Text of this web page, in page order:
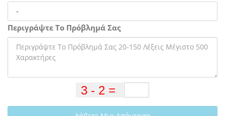
Περιγράψτε Το Πρόβλημά Σας